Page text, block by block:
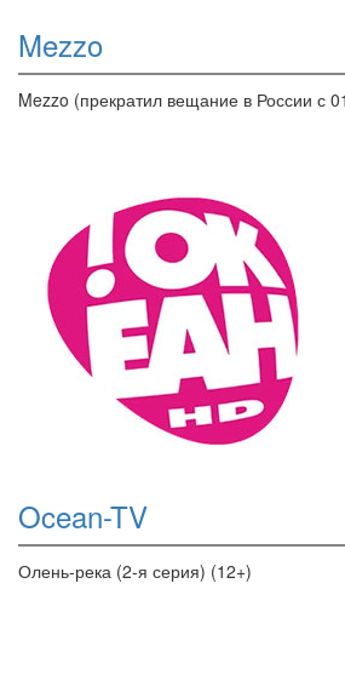
Mezzo
Mezzo (прекратил вещание в России с
Ocean-TV
Олень-река (2-я серия) (12+)